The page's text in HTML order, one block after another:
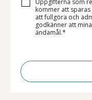
Uppgifterna som
kommer att
att fullgöra och
godkänner att
ändamål.*